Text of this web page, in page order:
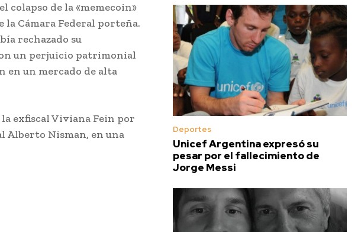
colapso de la «memecoin»
Cámara Federal porteña.
rechazado su
un perjuicio patrimonial
en un mercado de alta
exfiscal Viviana Fein por
Alberto Nisman, en una
Deportes
Unicef Argentina expresó su
pesar por el fallecimiento de
Jorge Messi